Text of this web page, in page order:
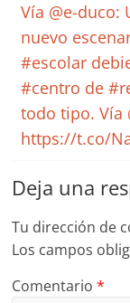
Vía @e-duco:
nuevo
#escolar
#centro de
todo tipo. Vía
https://t.co/
Deja una
Tu dirección de
Los campos
Comentario*